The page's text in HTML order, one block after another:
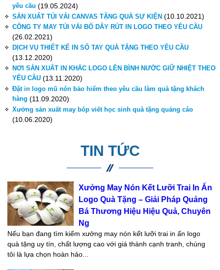
yêu cầu (19.05.2024)
SẢN XUẤT TÚI VẢI CANVAS TẶNG QUÀ SỰ KIỆN (10.10.2021)
CÔNG TY MAY TÚI VẢI BỐ DÂY RÚT IN LOGO THEO YÊU CẦU
(26.02.2021)
DỊCH VỤ THIẾT KẾ IN SỔ TAY QUÀ TẶNG THEO YÊU CẦU
(13.12.2020)
NƠI SẢN XUẤT IN KHẮC LOGO LÊN BÌNH NƯỚC GIỮ NHIỆT THEO
YÊU CẦU (13.11.2020)
Đặt in logo mũ nón bảo hiểm theo yêu cầu làm quà tặng khách
hàng (11.09.2020)
Xưởng sản xuất may bóp viết học sinh quà tặng quảng cáo
(10.06.2020)
TIN TỨC
Xưởng May Nón Kết Lưỡi Trai In Ấn
Logo Quà Tặng – Giải Pháp Quảng
Bá Thương Hiệu Hiệu Quả, Chuyên
Ng
Nếu bạn đang tìm kiếm xưởng may nón kết lưỡi trai in ấn logo
quà tặng uy tín, chất lượng cao với giá thành cạnh tranh, chúng
tôi là lựa chọn hoàn hảo...